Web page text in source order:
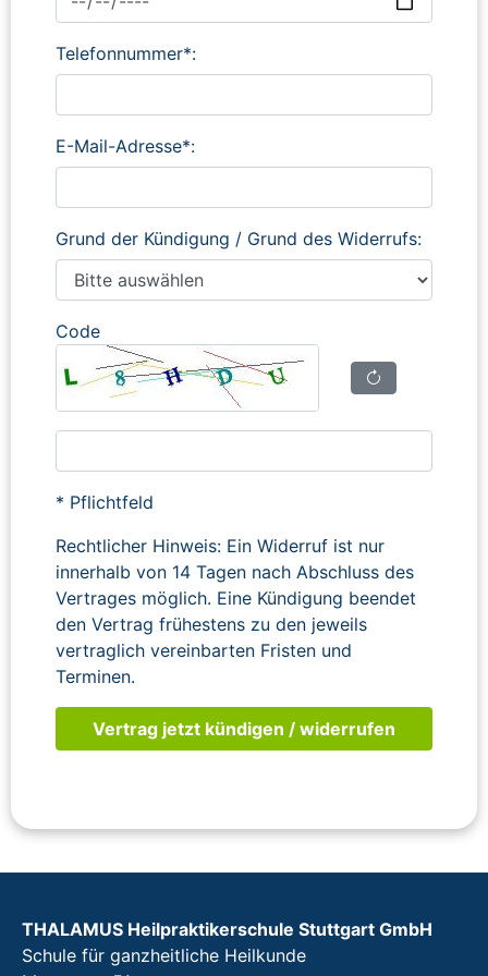
Telefonnummer*:
E-Mail-Adresse*:
Grund der Kündigung / Grund des Widerrufs:
Code
* Pflichtfeld
Rechtlicher Hinweis: Ein Widerruf ist nur
innerhalb von 14 Tagen nach Abschluss des
Vertrages möglich. Eine Kündigung beendet
den Vertrag frühestens zu den jeweils
vertraglich vereinbarten Fristen und
Terminen.
THALAMUS Heilpraktikerschule Stuttgart GmbH
Schule für ganzheitliche Heilkunde